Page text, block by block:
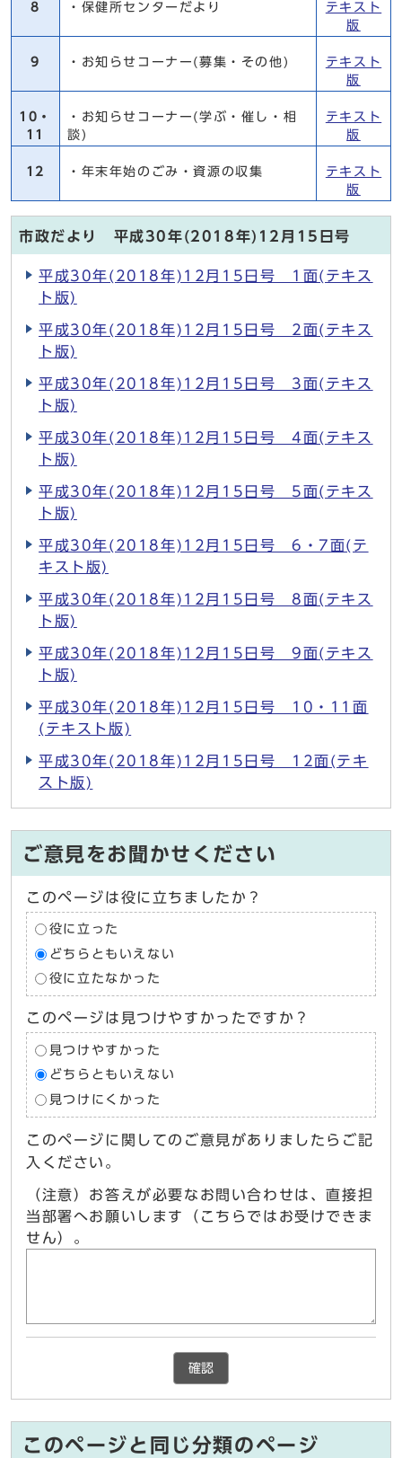
8 ・保健所センターだより
テキスト
版
9 ・お知らせコーナー(募集・その他)
テキスト
版
10・
11
・お知らせコーナー(学ぶ・催し・相
談)
テキスト
版
12 ・年末年始のごみ・資源の収集
テキスト
版
市政だより 平成30年(2018年)12月15日号
平成30年(2018年)12月15日号 1面(テキス
ト版)
平成30年(2018年)12月15日号 2面(テキス
ト版)
平成30年(2018年)12月15日号 3面(テキス
ト版)
平成30年(2018年)12月15日号 4面(テキス
ト版)
平成30年(2018年)12月15日号 5面(テキス
ト版)
平成30年(2018年)12月15日号 6・7面(テ
キスト版)
平成30年(2018年)12月15日号 8面(テキス
ト版)
平成30年(2018年)12月15日号 9面(テキス
ト版)
平成30年(2018年)12月15日号 10・11面
(テキスト版)
平成30年(2018年)12月15日号 12面(テキ
スト版)
ご意見をお聞かせください
このページは役に立ちましたか？
役に立った
どちらともいえない
役に立たなかった
このページは見つけやすかったですか？
見つけやすかった
どちらともいえない
見つけにくかった
このページに関してのご意見がありましたらご記
入ください。
（注意）お答えが必要なお問い合わせは、直接担
当部署へお願いします（こちらではお受けできま
せん）。
確認
このページと同じ分類のページ